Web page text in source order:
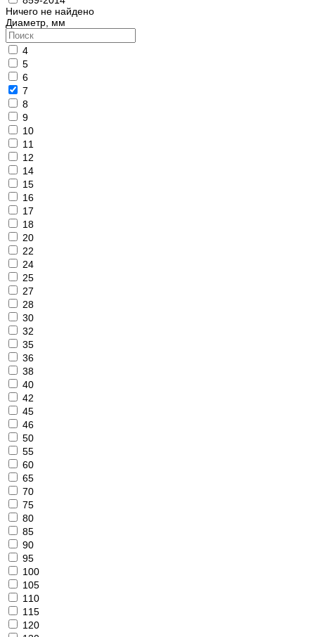
Ничего не найдено
Диаметр, мм
4
5
6
7
8
9
10
11
12
14
15
16
17
18
20
22
24
25
27
28
30
32
35
36
38
40
42
45
46
50
55
60
65
70
75
80
85
90
95
100
105
110
115
120